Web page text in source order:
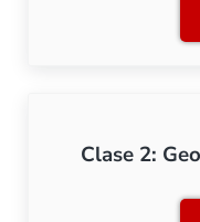
Clase 2: